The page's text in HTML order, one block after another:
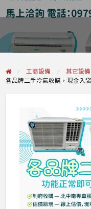
工商設備
其它設備
各品牌二手冷氣收購，現金入